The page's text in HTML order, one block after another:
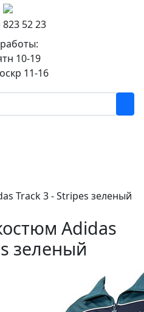
823 52 23
10-19
11-16
Track 3 - Stripes зеленый
Adidas
зеленый